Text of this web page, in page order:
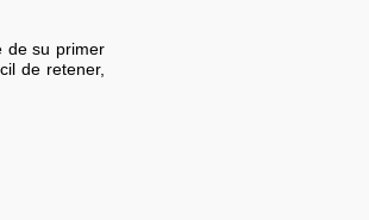
de su primer
de retener,